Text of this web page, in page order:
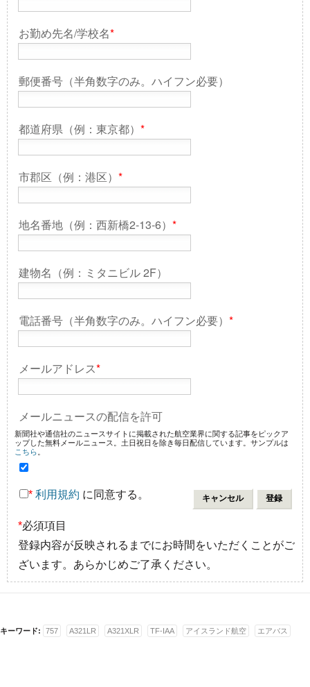
お勤め先名/学校名*
郵便番号（半角数字のみ。ハイフン必要）
都道府県（例：東京都） *
市郡区（例：港区） *
地名番地（例：西新橋2-13-6） *
建物名（例：ミタニビル 2F）
電話番号（半角数字のみ。ハイフン必要） *
メールアドレス*
メールニュースの配信を許可
新聞社や通信社のニュースサイトに掲載された航空業界に関する記事をピックア
ップした無料メールニュース。土日祝日を除き毎日配信しています。サンプルは
こちら
* 利用規約 に同意する。
*必須項目
登録内容が反映されるまでにお時間をいただくことがご
ざいます。あらかじめご了承ください。
キーワード: 757 A321LR A321XLR TF-IAA アイスランド航空 エアバス